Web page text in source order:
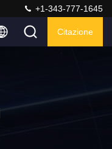
+1-343-777-1645
Citazione